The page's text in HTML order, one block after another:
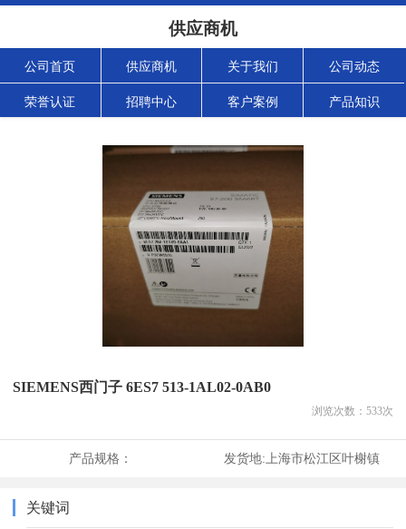
供应商机
公司首页 供应商机 关于我们 公司动态
荣誉认证 招聘中心 客户案例 产品知识
SIEMENS西门子 6ES7 513-1AL02-0AB0
浏览次数： 533次
产品规格： 发货地: 上海市松江区叶榭镇
关键词